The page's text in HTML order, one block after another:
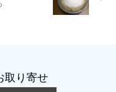
取り寄せ